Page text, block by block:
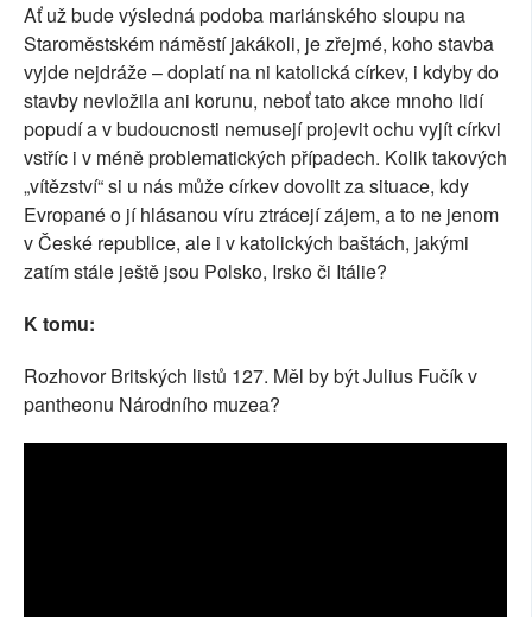
Ať už bude výsledná podoba mariánského sloupu na
Staroměstském náměstí jakákoli, je zřejmé, koho stavba
vyjde nejdráže – doplatí na ni katolická církev, i kdyby do
stavby nevložila ani korunu, neboť tato akce mnoho lidí
popudí a v budoucnosti nemusejí projevit ochu vyjít církvi
vstříc i v méně problematických případech. Kolik takových
„vítězství“ si u nás může církev dovolit za situace, kdy
Evropané o jí hlásanou víru ztrácejí zájem, a to ne jenom
v České republice, ale i v katolických baštách, jakými
zatím stále ještě jsou Polsko, Irsko či Itálie?
K tomu:
Rozhovor Britských listů 127. Měl by být Julius Fučík v
pantheonu Národního muzea?